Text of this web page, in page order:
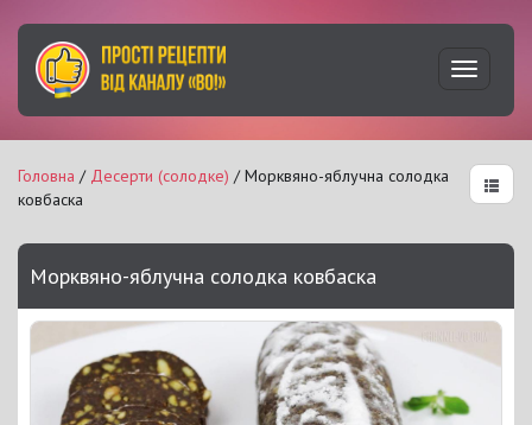
Головна / Десерти (солодке) / Морквяно-яблучна солодка
ковбаска
Морквяно-яблучна солодка ковбаска